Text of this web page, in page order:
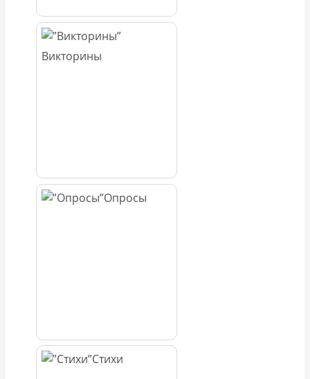
Викторины
Опросы
Стихи